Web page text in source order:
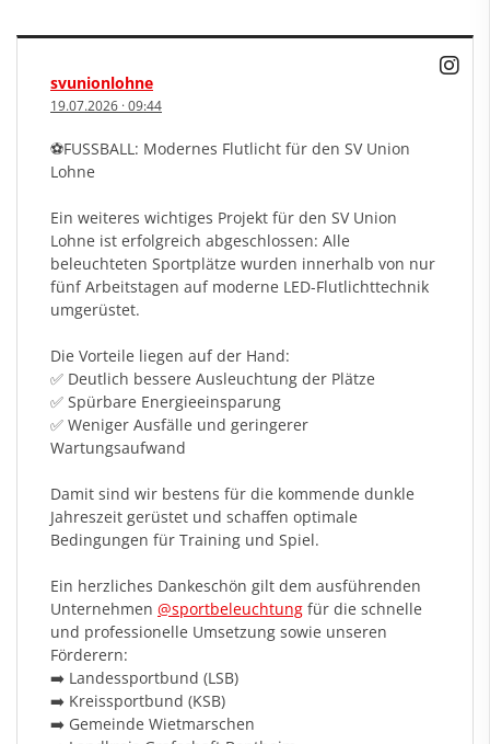
svunionlohne
19.07.2026 ·09:44
⚽️FUSSBALL: Modernes Flutlicht für den SV Union
Lohne
Ein weiteres wichtiges Projekt für den SV Union
Lohne ist erfolgreich abgeschlossen: Alle
beleuchteten Sportplätze wurden innerhalb von nur
fünf Arbeitstagen auf moderne LED-Flutlichttechnik
umgerüstet.
Die Vorteile liegen auf der Hand:
✅ Deutlich bessere Ausleuchtung der Plätze
✅ Spürbare Energieeinsparung
✅ Weniger Ausfälle und geringerer
Wartungsaufwand
Damit sind wir bestens für die kommende dunkle
Jahreszeit gerüstet und schaffen optimale
Bedingungen für Training und Spiel.
Ein herzliches Dankeschön gilt dem ausführenden
Unternehmen @sportbeleuchtung für die schnelle
und professionelle Umsetzung sowie unseren
Förderern:
➡️ Landessportbund (LSB)
➡️ Kreissportbund (KSB)
➡️ Gemeinde Wietmarschen